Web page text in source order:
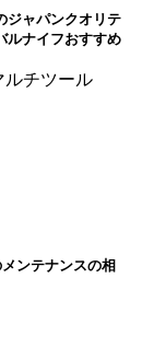
ジャパンクオリテ
ルナイフおすすめ
ルチツール
ンテナンスの相